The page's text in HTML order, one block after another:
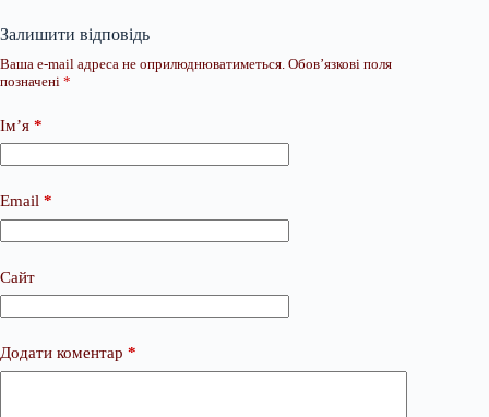
Залишити відповідь
Ваша e-mail адреса не оприлюднюватиметься. Обов’язкові поля
позначені *
Ім’я *
Email *
Сайт
Додати коментар *